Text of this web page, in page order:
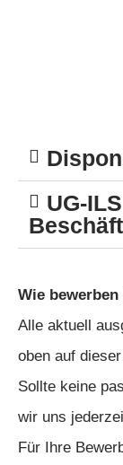
UG-
Wie
Alle aktuell
oben auf
Sollte keine
wir uns
Für Ihre